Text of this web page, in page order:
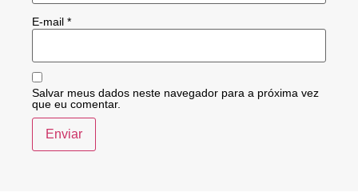
E-mail *
Salvar meus dados neste navegador para a próxima vez
que eu comentar.